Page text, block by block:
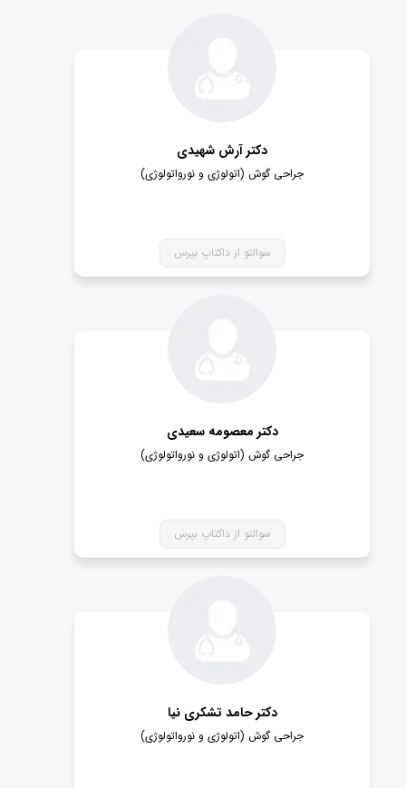
دکتر آرش شهیدی
جراحی گوش (اتولوژی و نورواتولوژی)
سوالتو از داکتاپ بپرس
دکتر معصومه سعیدی
جراحی گوش (اتولوژی و نورواتولوژی)
سوالتو از داکتاپ بپرس
دکتر حامد تشکری نیا
جراحی گوش (اتولوژی و نورواتولوژی)